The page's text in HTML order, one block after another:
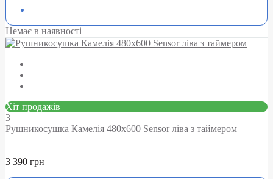
Немає в наявності
Хіт продажів
3
Рушникосушка Камелія 480х600 Sensor ліва з таймером
3 390 грн